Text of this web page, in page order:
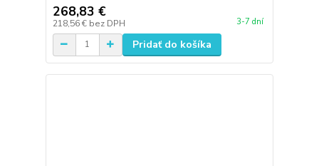
268,83 €
218,56 € bez DPH 3-7 dní
Pridať do košíka